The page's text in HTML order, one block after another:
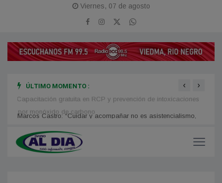
Viernes, 07 de agosto
ÚLTIMO MOMENTO :
Capacitación gratuita en RCP y prevención de intoxicaciones
por monóxido de carbono
‹ ›